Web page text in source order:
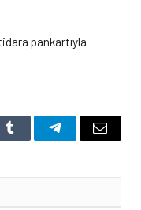
pankartıyla
Tumblr TelegramEmail